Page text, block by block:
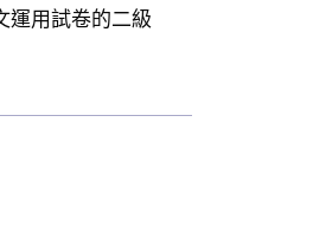
運用試卷的二級